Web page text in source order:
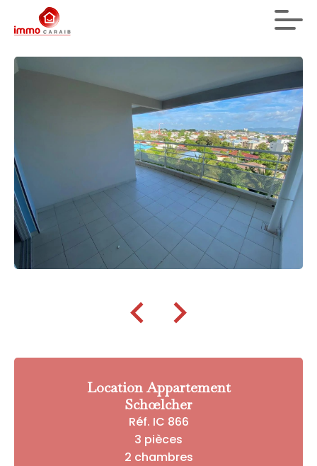
Location Appartement
Schœlcher
Réf. IC 866
3 pièces
2 chambres